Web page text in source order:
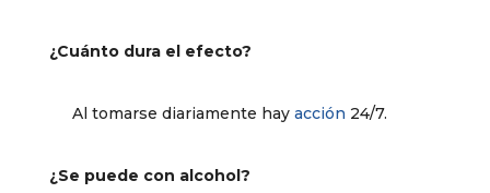
¿Cuánto dura el efecto?
Al tomarse diariamente hay acción 24/7.
¿Se puede con alcohol?